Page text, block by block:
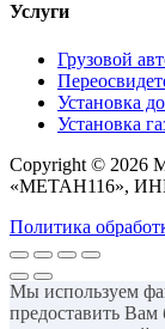
Услуги
Грузовой
Установка
Установка
Copyright © 2026
«МЕТАН116», ИНН
Политика
Мы используем
предоставить